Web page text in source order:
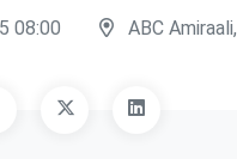
08:00 ABC Amiraali,